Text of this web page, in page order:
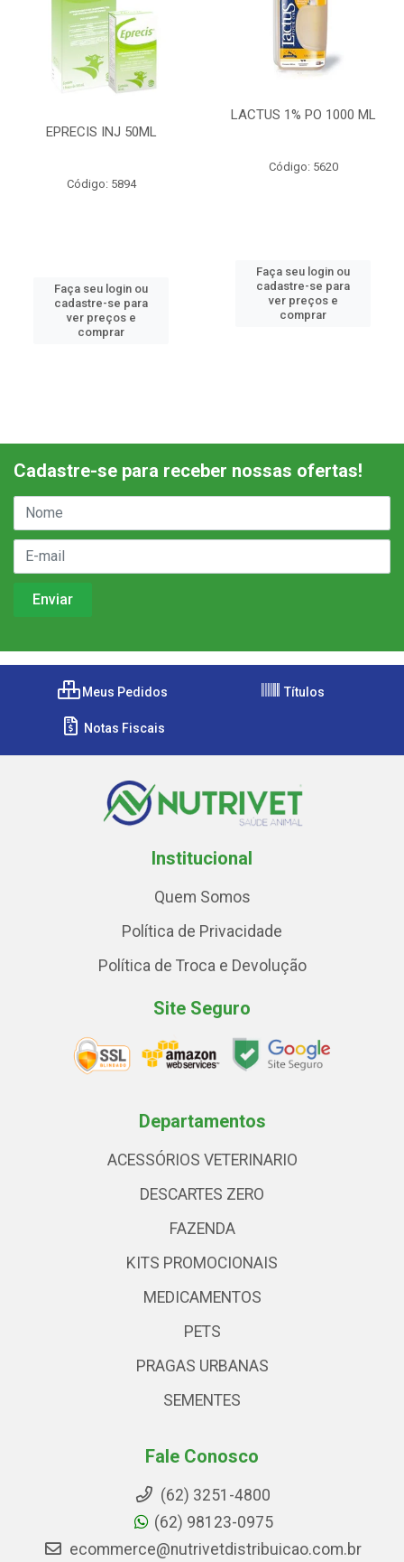
EPRECIS INJ 50ML
Código: 5894
Faça seu login ou
cadastre-se para
ver preços e
comprar
LACTUS 1% PO 1000 ML
Código: 5620
Faça seu login ou
cadastre-se para
ver preços e
comprar
Cadastre-se para receber nossas ofertas!
Meus Pedidos Títulos
Notas Fiscais
Institucional
Quem Somos
Política de Privacidade
Política de Troca e Devolução
Site Seguro
Departamentos
ACESSÓRIOS VETERINARIO
DESCARTES ZERO
FAZENDA
KITS PROMOCIONAIS
MEDICAMENTOS
PETS
PRAGAS URBANAS
SEMENTES
Fale Conosco
(62) 3251-4800
(62) 98123-0975
ecommerce@nutrivetdistribuicao.com.br